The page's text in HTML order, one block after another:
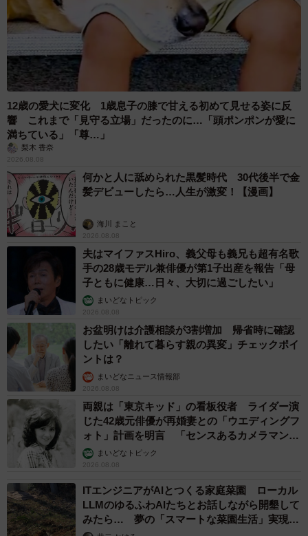
12歳の愛犬に変化 1歳息子の膝で甘える初めて見せる姿に反
響 これまで「見守る立場」だったのに…「頭ポンポンが愛に
満ちている」「尊…」
梨木 香奈
2026.08.08
何かと人に舐められた黒髪時代 30代後半で金
髪デビューしたら…人生が激変！【漫画】
海川 まこと
2026.08.08
夫はマイファスHiro、義父母も義兄も超有名歌
手の28歳モデル兼俳優が第1子出産を報告「母
子ともに健康…日々、大切に過ごしたい」
まいどなトピック
2026.08.08
お盆明けは介護相談が3割増加 帰省時に確認
したい「離れて暮らす親の異変」チェックポイ
ントは？
まいどなニュース情報部
2026.08.08
両親は「東京キッド」の看板役者 ライダー演
じた42歳元俳優が再婚妻との「ウエディングフ
ォト」計画を明言 「センスあるカメラマン求
む」まいどなトピック
2026.08.08
ITエンジニアがAIとつくる家庭菜園 ローカル
LLMのゆるふわAIたちとお話しながら開墾して
みたら… 夢の「スマートな菜園生活」実現な
るか